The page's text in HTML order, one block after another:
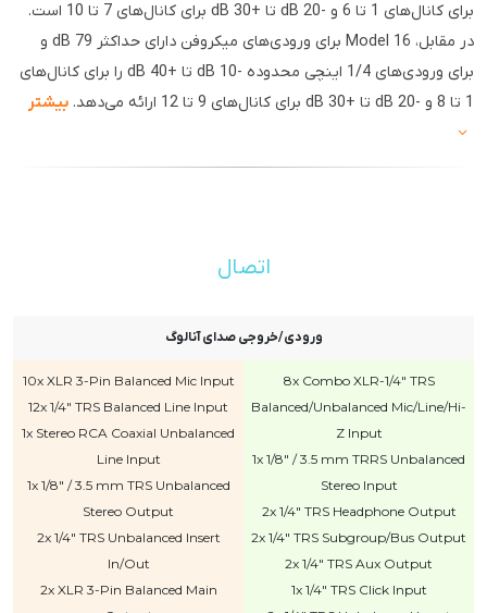
برای کانال‌های 1 تا 6 و -20 dB تا +30 dB برای کانال‌های 7 تا 10 است.
در مقابل، Model 16 برای ورودی‌های میکروفن دارای حداکثر 79 dB و
برای ورودی‌های 1/4 اینچی محدوده -10 dB تا +40 dB را برای کانال‌های
1 تا 8 و -20 dB تا +30 dB برای کانال‌های 9 تا 12 ارائه می‌دهد.
بیشتر
اتصال
ورودی/خروجی صدای آنالوگ
8x Combo XLR-1/4" TRS
Balanced/Unbalanced Mic/Line/Hi-
Z Input
1x 1/8" / 3.5 mm TRRS Unbalanced
Stereo Input
2x 1/4" TRS Headphone Output
2x 1/4" TRS Subgroup/Bus Output
2x 1/4" TRS Aux Output
1x 1/4" TRS Click Input
10x XLR 3-Pin Balanced Mic Input
12x 1/4" TRS Balanced Line Input
1x Stereo RCA Coaxial Unbalanced
Line Input
1x 1/8" / 3.5 mm TRS Unbalanced
Stereo Output
2x 1/4" TRS Unbalanced Insert
In/Out
2x XLR 3-Pin Balanced Main